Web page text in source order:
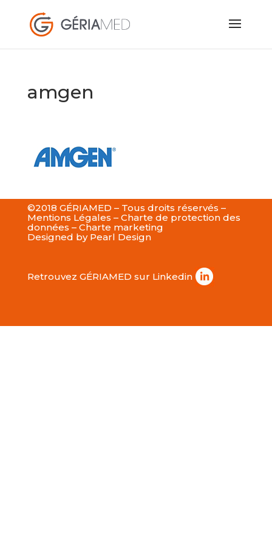
amgen
©2018 GÉRIAMED – Tous droits réservés –
Mentions Légales – Charte de protection des
données – Charte marketing
Designed by Pearl Design
Retrouvez GÉRIAMED sur Linkedin